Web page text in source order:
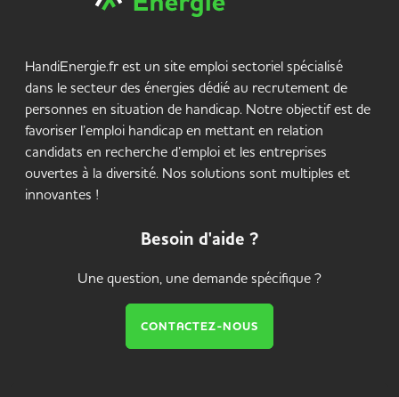
HandiEnergie.fr est un site emploi sectoriel spécialisé
dans le secteur des énergies dédié au recrutement de
personnes en situation de handicap. Notre objectif est de
favoriser l’emploi handicap en mettant en relation
candidats en recherche d’emploi et les entreprises
ouvertes à la diversité. Nos solutions sont multiples et
innovantes !
Besoin d'aide ?
Une question, une demande spécifique ?
CONTACTEZ-NOUS